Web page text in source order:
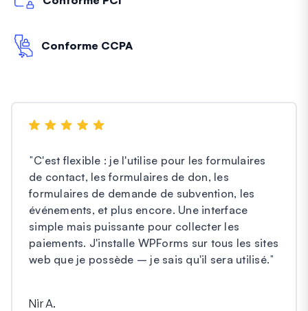
Conforme CCPA
"C'est flexible : je l'utilise pour les formulaires
de contact, les formulaires de don, les
formulaires de demande de subvention, les
événements, et plus encore. Une interface
simple mais puissante pour collecter les
paiements. J'installe WPForms sur tous les sites
web que je possède – je sais qu'il sera utilisé."
Nir A.